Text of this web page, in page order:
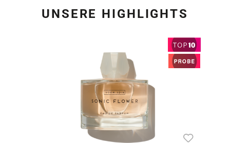
UNSERE HIGHLIGHTS